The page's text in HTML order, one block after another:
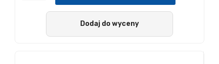
Dodaj do wyceny